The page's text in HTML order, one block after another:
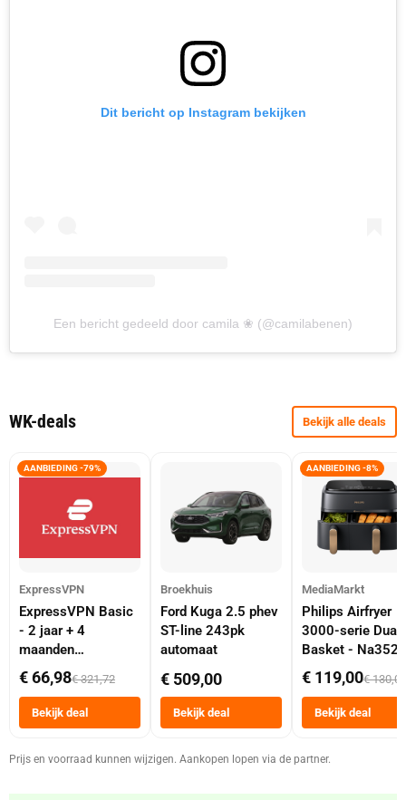
Dit bericht op Instagram bekijken
Een bericht gedeeld door camila ❀ (@camilabenen)
WK-deals Bekijk alle deals
AANBIEDING -79%
ExpressVPN
ExpressVPN Basic
- 2 jaar + 4
maanden
abonnement
€ 66,98€ 321,72
Bekijk deal
Broekhuis
Ford Kuga 2.5 phev
ST-line 243pk
automaat
€ 509,00
Bekijk deal
AANBIEDING -8%
MediaMarkt
Philips Airfryer
3000-serie Dual
Basket -
Dubbele Mand 9
Tot 6 Personen
Heteluchtfriteuse
Zwart
€ 119,00€ 130,00
Bekijk deal
Prijs en voorraad kunnen wijzigen. Aankopen lopen via de partner.